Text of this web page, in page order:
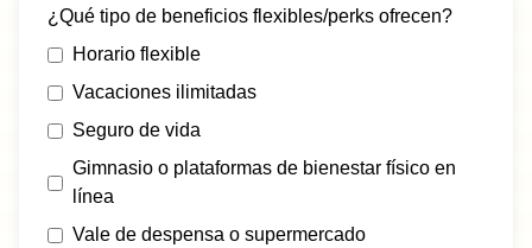
¿Qué tipo de beneficios flexibles/perks ofrecen?
Horario flexible
Vacaciones ilimitadas
Seguro de vida
Gimnasio o plataformas de bienestar físico en
línea
Vale de despensa o supermercado